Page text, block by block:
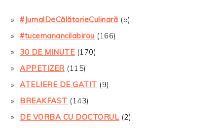
#JurnalDeCălătorieCulinară (5)
#tucemanancilabirou (166)
30 DE MINUTE(170)
APPETIZER(115)
ATELIERE DE GATIT (9)
BREAKFAST (143)
DE VORBA CU DOCTORUL (2)